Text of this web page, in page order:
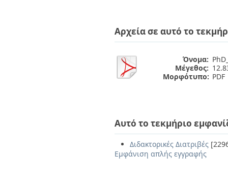
Αρχεία σε αυτό το
Όνομα:
Μέγεθος:
Μορφότυπο: PDF
Αυτό το τεκμήριο
Διδακτορικές Διατριβές
Εμφάνιση απλής εγγραφής